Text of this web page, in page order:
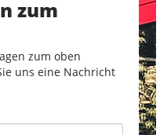
zum
zum oben
uns eine Nachricht